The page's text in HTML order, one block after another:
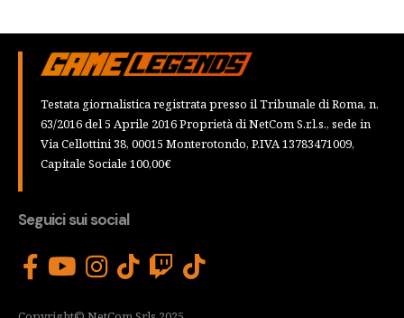
Testata giornalistica registrata presso il Tribunale di Roma, n.
63/2016 del 5 Aprile 2016 Proprietà di NetCom S.r.l.s., sede in
Via Cellottini 38, 00015 Monterotondo, P.IVA 13783471009,
Capitale Sociale 100,00€
Seguici sui social